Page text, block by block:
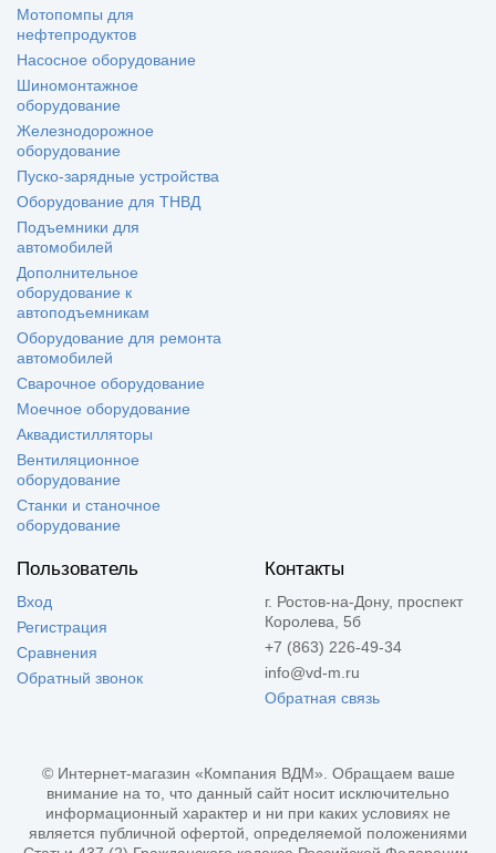
Мотопомпы для
нефтепродуктов
Насосное оборудование
Шиномонтажное
оборудование
Железнодорожное
оборудование
Пуско-зарядные устройства
Оборудование для ТНВД
Подъемники для
автомобилей
Дополнительное
оборудование к
автоподъемникам
Оборудование для ремонта
автомобилей
Сварочное оборудование
Моечное оборудование
Аквадистилляторы
Вентиляционное
оборудование
Станки и станочное
оборудование
Пользователь
Вход
Регистрация
Сравнения
Обратный звонок
Контакты
г. Ростов-на-Дону, проспект
Королева, 5б
+7 (863) 226-49-34
info@vd-m.ru
Обратная связь
© Интернет-магазин «Компания ВДМ». Обращаем ваше
внимание на то, что данный сайт носит исключительно
информационный характер и ни при каких условиях не
является публичной офертой, определяемой положениями